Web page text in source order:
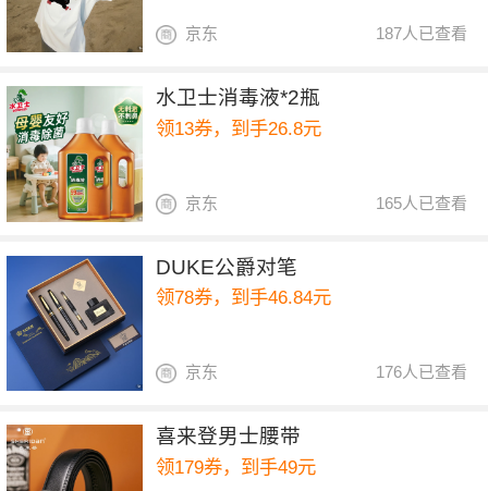
187人已查看
京东
水卫士消毒液*2瓶
领13券，到手26.8元
165人已查看
京东
DUKE公爵对笔
领78券，到手46.84元
176人已查看
京东
喜来登男士腰带
领179券，到手49元